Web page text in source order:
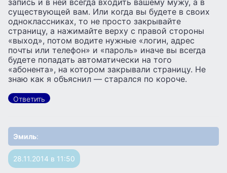
существующей вам. Или когда вы будете в своих
одноклассниках, то не просто закрывайте
страницу, а нажимайте верху с правой стороны
«выход», потом водите нужные «логин, адрес
почты или телефон» и «пароль» иначе вы всегда
будете попадать автоматически на того
«абонента», на котором закрывали страницу. Не
знаю как я объяснил — старался по короче.
Ответить
Эмиль:
28.11.2014 в 11:50